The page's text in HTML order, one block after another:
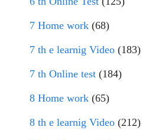
7 Home work (68)
7 th e learnig Video (183)
7 th Online test (184)
8 Home work (65)
8 th e learnig Video (212)